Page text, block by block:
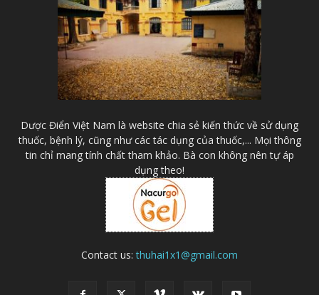
Dược Điển Việt Nam là website chia sẻ kiến thức về sử dụng
thuốc, bệnh lý, cũng như các tác dụng của thuốc,... Mọi thông
tin chỉ mang tính chất tham khảo. Bà con không nên tự áp
dụng theo!
Contact us:thuhai1x1@gmail.com